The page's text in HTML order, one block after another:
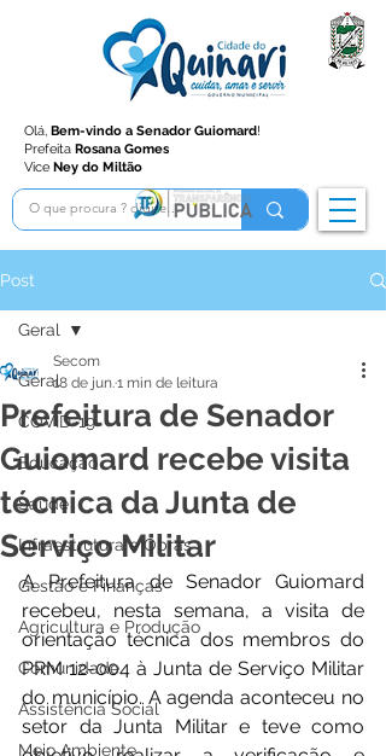
Olá, Bem-vindo a Senador Guiomard!
Prefeita Rosana Gomes
Vice Ney do Miltão
Post
Geral
COVID-19
Educação
Saúde
Infraestrutura e Obras
Gestão e Finanças
Agricultura e Produção
Comunidade
Assistência Social
Meio Ambiente
Geral
Prefeitura de Senador
Guiomard recebe visita
técnica da Junta de
Serviço Militar
Secom
18 de jun.1 min de leitura
A Prefeitura de Senador Guiomard
recebeu, nesta semana, a visita de
orientação técnica dos membros do
PRM 12-004 à Junta de Serviço Militar
do município. A agenda aconteceu no
setor da Junta Militar e teve como